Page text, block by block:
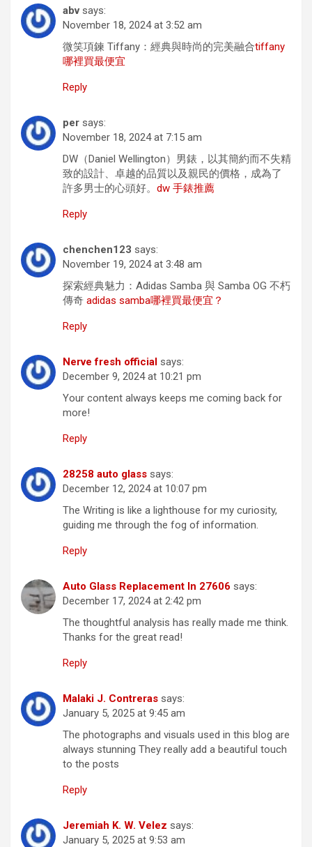
abv says:
November 18, 2024 at 3:52 am
微笑項鍊 Tiffany：經典與時尚的完美融合tiffany
哪裡買最便宜
Reply
per says:
November 18, 2024 at 7:15 am
DW（Daniel Wellington）男錶，以其簡約而不失精
致的設計、卓越的品質以及親民的價格，成為了
許多男士的心頭好。 dw 手錶推薦
Reply
chenchen123 says:
November 19, 2024 at 3:48 am
探索經典魅力：Adidas Samba 與 Samba OG 不朽
傳奇 adidas samba哪裡買最便宜？
Reply
Nerve fresh official says:
December 9, 2024 at 10:21 pm
Your content always keeps me coming back for
more!
Reply
28258 auto glass says:
December 12, 2024 at 10:07 pm
The Writing is like a lighthouse for my curiosity,
guiding me through the fog of information.
Reply
Auto Glass Replacement In 27606 says:
December 17, 2024 at 2:42 pm
The thoughtful analysis has really made me think.
Thanks for the great read!
Reply
Malaki J. Contreras says:
January 5, 2025 at 9:45 am
The photographs and visuals used in this blog are
always stunning They really add a beautiful touch
to the posts
Reply
Jeremiah K. W. Velez says:
January 5, 2025 at 9:53 am